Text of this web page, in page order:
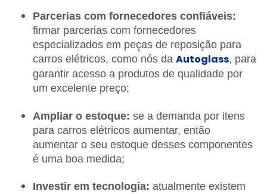
Parcerias com fornecedores confiáveis:
firmar parcerias com fornecedores
especializados em peças de reposição para
carros elétricos, como nós da Autoglass, para
garantir acesso a produtos de qualidade por
um excelente preço;
Ampliar o estoque: se a demanda por itens
para carros elétricos aumentar, então
aumentar o seu estoque desses componentes
é uma boa medida;
Investir em tecnologia: atualmente existem